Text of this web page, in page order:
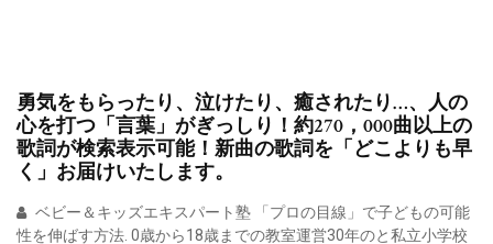
勇気をもらったり、泣けたり、癒されたり…、人の
心を打つ「言葉」がぎっしり！約270，000曲以上の
歌詞が検索表示可能！新曲の歌詞を「どこよりも早
く」お届けいたします。
ベビー＆キッズエキスパート塾 「プロの目線」で子どもの可能
性を伸ばす方法. 0歳から18歳までの教室運営30年のと私立小学校